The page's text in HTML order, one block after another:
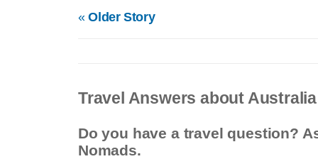
«Older Story
Travel Answers about Australia
Do you have a travel question?
Nomads.